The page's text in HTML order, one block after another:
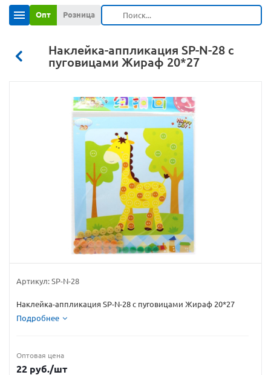
Опт Розница
Наклейка-аппликация SP-N-28 с
пуговицами Жираф 20*27
Артикул: SP-N-28
Наклейка-аппликация SP-N-28 с пуговицами Жираф 20*27
Подробнее
Оптовая цена
22 руб./шт